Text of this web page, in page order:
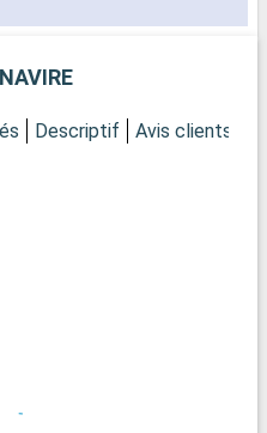
Descriptif Avis clients